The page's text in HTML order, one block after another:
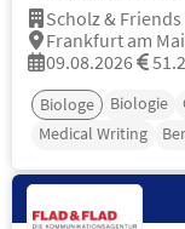
Scholz &
Frankfurt am
09.08.2026
Biologe Biologie
Medical Writing